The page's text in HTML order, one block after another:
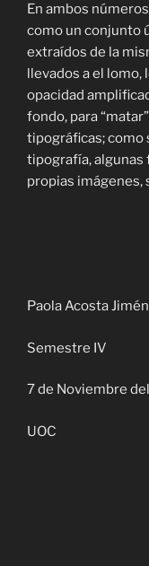
En ambos
como un conjunto
extraídos de la
llevados a el lomo,
opacidad
fondo, para
tipográficas; como
tipografía, algunas
propias imágenes,
Paola Acosta
Semestre IV
7 de Noviembre
UOC